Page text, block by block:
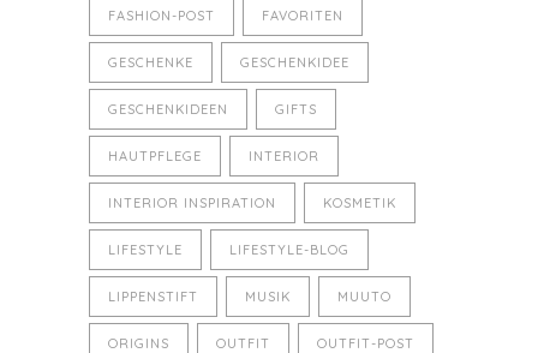
FASHION-POST FAVORITEN
GESCHENKE GESCHENKIDEE
GESCHENKIDEEN GIFTS
HAUTPFLEGE INTERIOR
INTERIOR INSPIRATION KOSMETIK
LIFESTYLE LIFESTYLE-BLOG
LIPPENSTIFT MUSIK MUUTO
ORIGINS OUTFIT OUTFIT-POST